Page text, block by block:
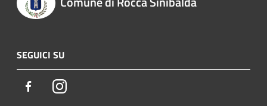
SEGUICI SU
FacebookInstagram